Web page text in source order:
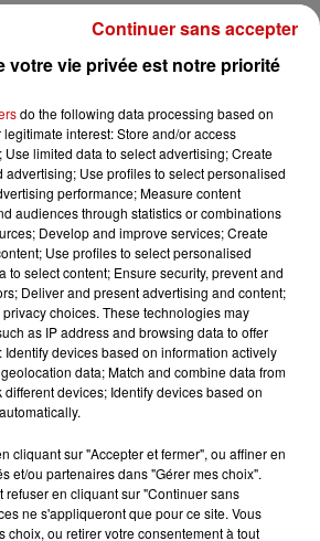
touchés par les risques
moteurs. Du côté des trams,
techniques installés sur les
très sensibles lorsque les
fortement. Certains systèmes
alors provoquer l’arrêt automatique
d’éviter des dommages matériels.
également rencontrer des
aussi les infrastructures fixes du
électroniques ainsi que les lignes
les tramways nécessitent une
car les matériaux peuvent se
sous l’effet des fortes
n’a pas été conçu pour
climatiques aussi intenses et
des trams actuellement en
votre vie privée est notre priorité
do the following data processing based on
interest: Store and/or access
limited data to select advertising; Create
Use profiles to select personalised
performance; Measure content
audiences through statistics or combinations
Develop and improve services; Create
Use profiles to select personalised
to select content; Ensure security, prevent and
Deliver and present advertising and content;
choices. These technologies may
as IP address and browsing data to offer
devices based on information actively
data; Match and combine data from
devices; Identify devices based on
cliquant sur "Accepter et fermer", ou affiner en
et/ou partenaires dans "Gérer mes choix".
refuser en cliquant sur "Continuer sans
ne s'appliqueront que pour ce site. Vous
choix, ou retirer votre consentement à tout
Continuer sans accepter